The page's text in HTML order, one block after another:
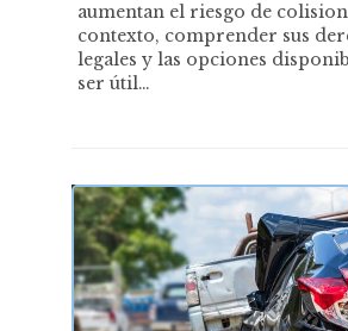
aumentan el riesgo de
contexto, comprender sus
legales y las opciones
ser útil…